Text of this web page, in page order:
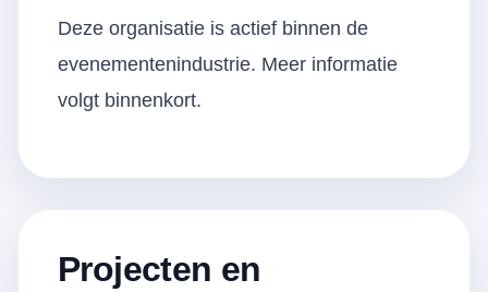
Deze organisatie is actief binnen de
evenementenindustrie. Meer informatie
volgt binnenkort.
Projecten en